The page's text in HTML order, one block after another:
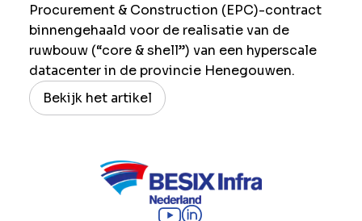
Procurement & Construction (EPC)-contract
binnengehaald voor de realisatie van de
ruwbouw (“core & shell”) van een hyperscale
datacenter in de provincie Henegouwen.
Bekijk het artikel